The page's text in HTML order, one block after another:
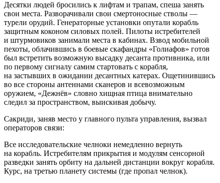
Десятки людей бросились к лифтам и трапам, спеша занять
свои места. Разворачивали свои смертоносные стволы —
турели орудий. Генераторные установки опутали корабль
защитным коконом силовых полей. Пилоты истребителей
и штурмовиков занимали места в кабинах. Взвод мобильной
пехоты, облачившись в боевые скафандры «Голиафов» готов
был встретить возможную высадку десанта противника, или
по первому сигналу самим стартовать с корабля,
на застывших в ожидании десантных катерах. Ощетинившись
во все стороны антеннами сканеров и всевозможным
оружием, «Дежнёв» словно хищная птица внимательно
следил за пространством, выискивая добычу.
Сакриди, заняв место у главного пульта управления, вызвал
операторов связи:
Все исследовательские челноки немедленно вернуть
на корабль. Истребителям прикрытия и модулям сенсорной
разведки занять орбиту на дальней дистанции вокруг корабля.
Курс, на третью планету системы (где пропал челнок).